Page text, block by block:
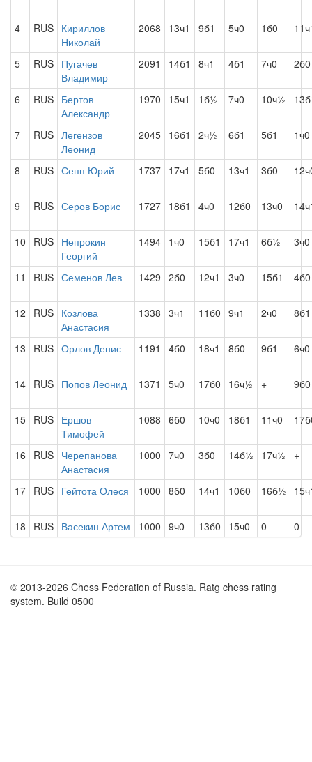
4 RUS Кириллов
Николай
2068 13ч1 9б1 5ч0 1б0
5 RUS Пугачев
Владимир
2091 14б1 8ч1 4б1 7ч0 2б0
6 RUS Бертов
Александр
1970 15ч1 1б½ 7ч0 10ч½
7 RUS Легензов
Леонид
2045 16б1 2ч½ 6б1 5б1 1ч0
8 RUS Сепп Юрий 1737 17ч1 5б0 13ч1 3б0
9 RUS Серов Борис 1727 18б1 4ч0 12б0 13ч0
10 RUS Непрокин
Георгий
1494 1ч0 15б1 17ч1 6б½ 3ч0
11 RUS Семенов Лев 1429 2б0 12ч1 3ч0 15б1 4б0
12 RUS Козлова
Анастасия
1338 3ч1 11б0 9ч1 2ч0 8б1
13 RUS Орлов Денис 1191 4б0 18ч1 8б0 9б1 6ч0
14 RUS Попов Леонид 1371 5ч0 17б0 16ч½ + 9б0
15 RUS Ершов
Тимофей
1088 6б0 10ч0 18б1 11ч0
16 RUS Черепанова
Анастасия
1000 7ч0 3б0 14б½ 17ч½ +
17 RUS Гейтота Олеся 1000 8б0 14ч1 10б0 16б½
18 RUS Васекин Артем 1000 9ч0 13б0 15ч0 0 0
© 2013-2026 Chess Federation of Russia. Ratg chess rating
system. Build 0500